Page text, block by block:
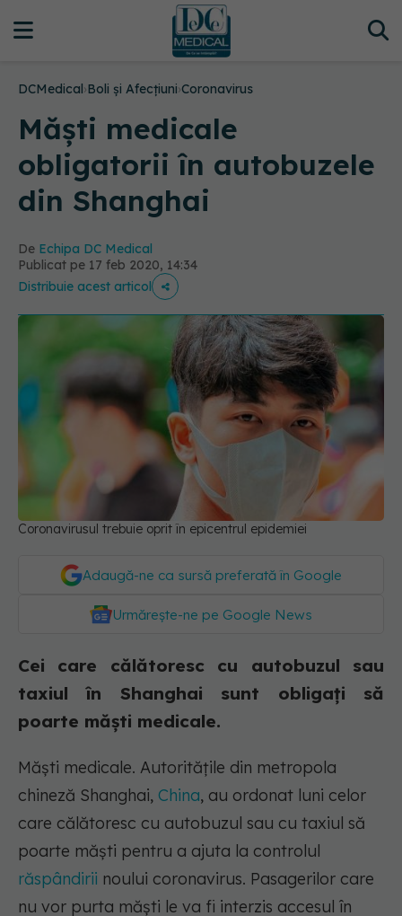
DCMedical›Boli și Afecțiuni›Coronavirus
Măști medicale
obligatorii în autobuzele
din Shanghai
De Echipa DC Medical
Publicat pe 17 feb 2020, 14:34
Distribuie acest articol
Coronavirusul trebuie oprit în epicentrul epidemiei
Adaugă-ne ca sursă preferată în Google
Urmărește-ne pe Google News
Cei care călătoresc cu autobuzul sau
taxiul în Shanghai sunt obligați să
poarte măști medicale.
Măști medicale. Autorităţile din metropola
chineză Shanghai, China, au ordonat luni celor
care călătoresc cu autobuzul sau cu taxiul să
poarte măşti pentru a ajuta la controlul
răspândirii noului coronavirus. Pasagerilor care
nu vor purta măşti le va fi interzis accesul în